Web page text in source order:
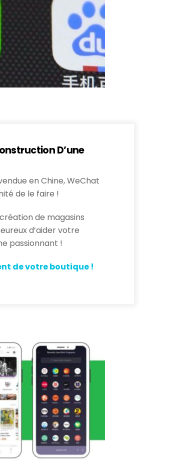
D’une
en Chine, WeChat
de le faire !
de magasins
d’aider votre
passionnant !
de votre boutique !